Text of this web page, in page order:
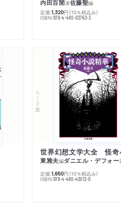
内田百閒著佐藤聖編
定価:1,320円 （10％税込み）
ISBN:978-4-480-03763-3
ちくま文庫
東雅夫編ダニエル・デフォー
定価:1,650円 （10％税込み）
ISBN:978-4-480-43012-0